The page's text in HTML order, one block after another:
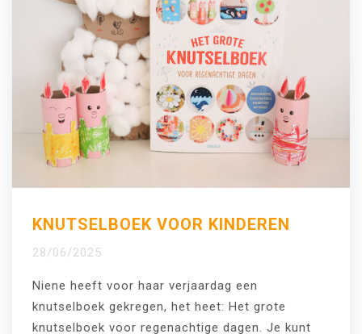
KNUTSELBOEK VOOR KINDEREN
28/06/2025
Niene heeft voor haar verjaardag een
knutselboek gekregen, het heet: Het grote
knutselboek voor regenachtige dagen. Je kunt